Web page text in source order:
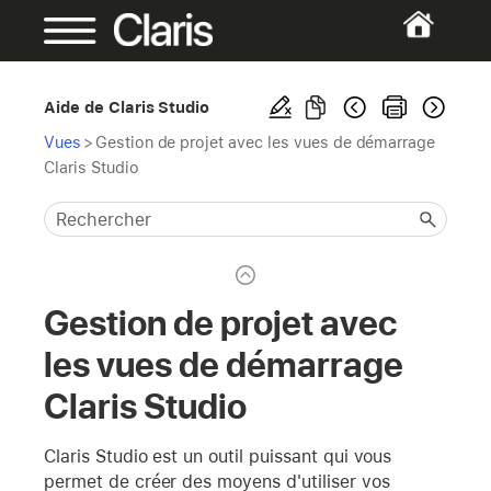
Aide de Claris Studio
Vues > Gestion de projet avec les vues de démarrage
Claris Studio
Gestion de projet avec
les vues de démarrage
Claris Studio
Claris Studio est un outil puissant qui vous
permet de créer des moyens d'utiliser vos